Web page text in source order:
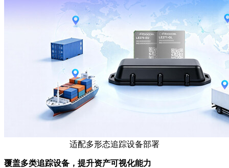
适配多形态追踪设备部署
覆盖多类追踪设备，提升资产可视化能力